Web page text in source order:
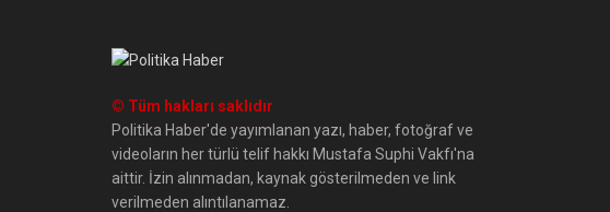
© Tüm hakları saklıdır
Politika Haber'de yayımlanan yazı, haber, fotoğraf ve
videoların her türlü telif hakkı Mustafa Suphi Vakfı'na
aittir. İzin alınmadan, kaynak gösterilmeden ve link
verilmeden alıntılanamaz.